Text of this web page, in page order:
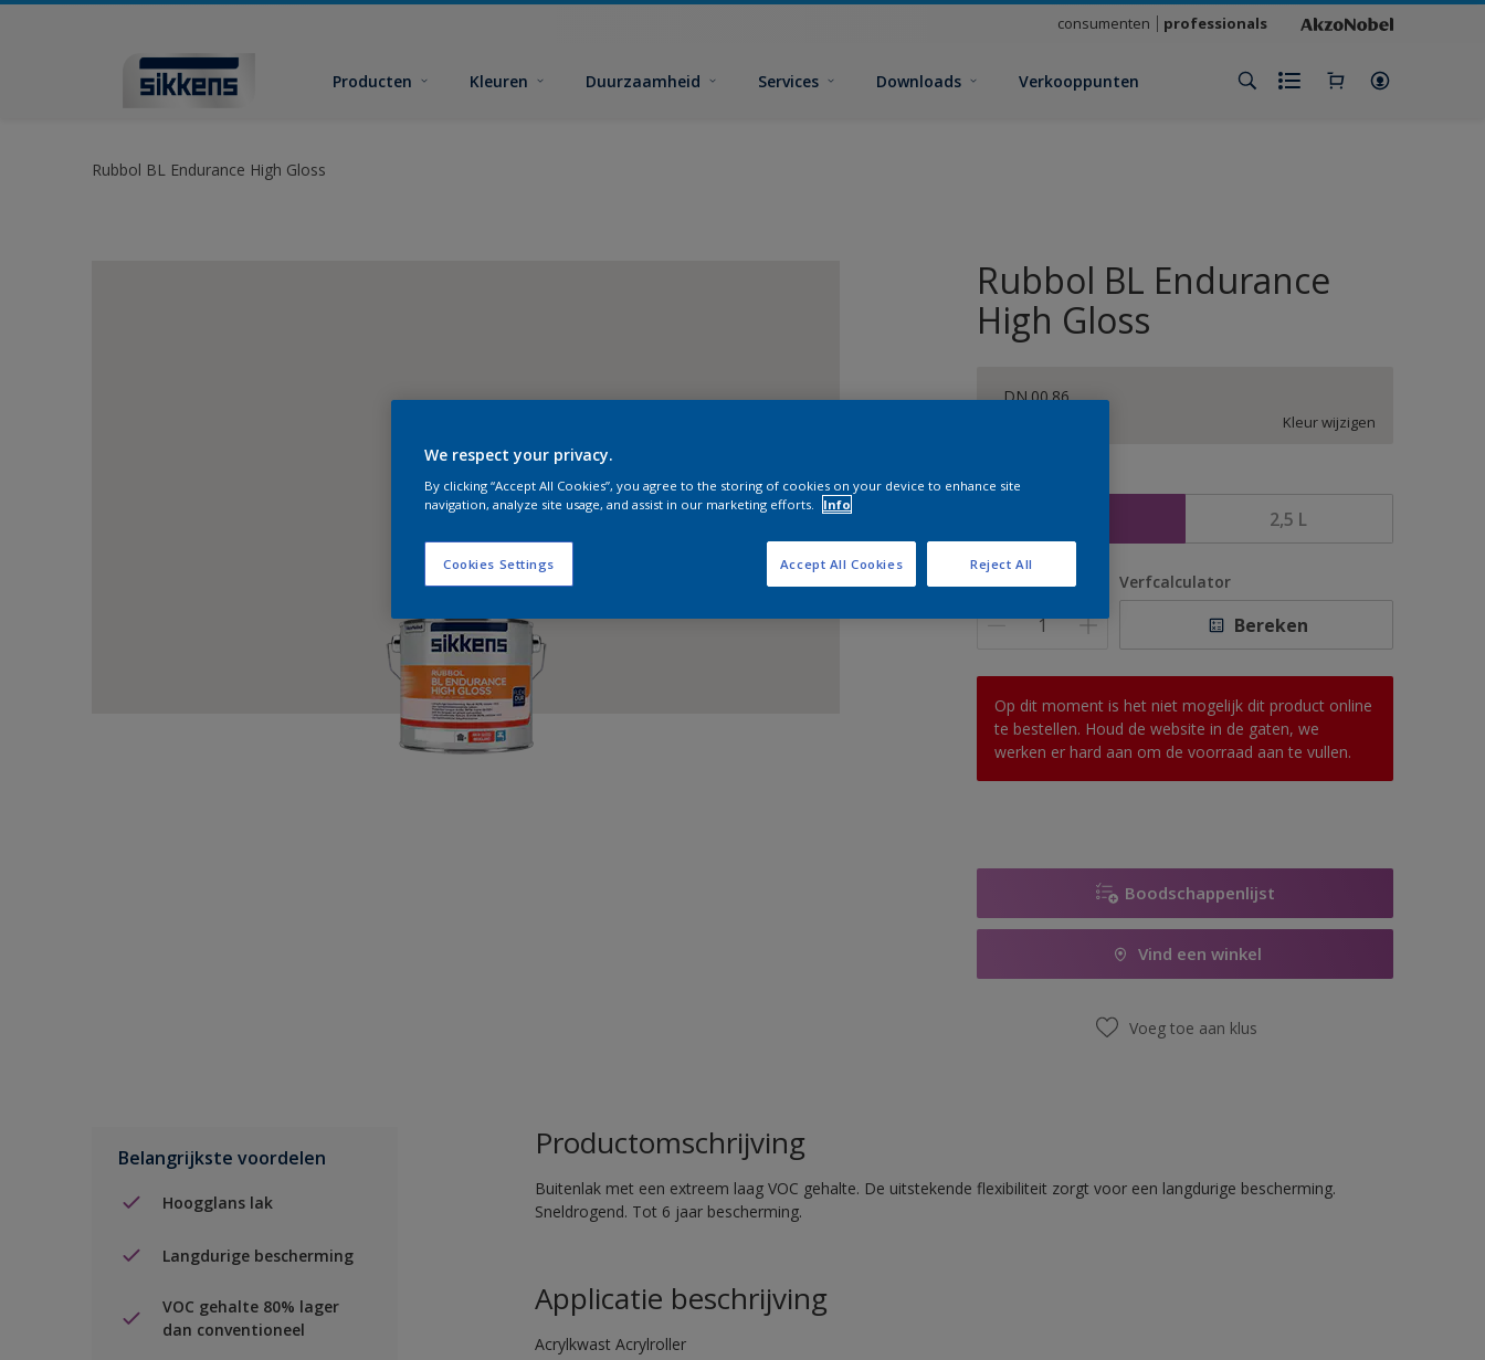
consumenten professionals
Producten Kleuren Duurzaamheid Services Downloads Verkooppunten
Rubbol BL Endurance High Gloss
Rubbol BL Endurance
High Gloss
DN.00.86
Kleur wijzigen
Grootte
2,5 L
Aantal Verfcalculator
Bereken
Op dit moment is het niet mogelijk dit product online
te bestellen. Houd de website in de gaten, we
werken er hard aan om de voorraad aan te vullen.
Boodschappenlijst
Vind een winkel
Voeg toe aan klus
Belangrijkste voordelen
Hoogglans lak
Langdurige bescherming
VOC gehalte 80% lager
dan conventioneel
Productomschrijving
Buitenlak met een extreem laag VOC gehalte. De uitstekende flexibiliteit zorgt voor een langdurige bescherming.
Sneldrogend. Tot 6 jaar bescherming.
Applicatie beschrijving
Acrylkwast Acrylroller
We respect your privacy.
By clicking “Accept All Cookies”, you agree to the storing of cookies on your device to enhance site
navigation, analyze site usage, and assist in our marketing efforts.
Info
Cookies Settings Reject All
Accept All Cookies